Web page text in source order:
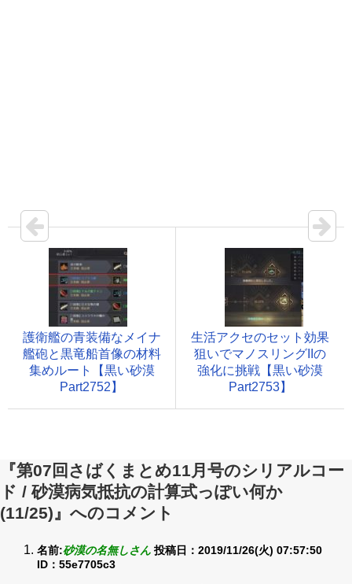
護衛艦の青装備なメイナ
艦砲と黒竜船首像の材料
集めルート【黒い砂漠
Part2752】
生活アクセのセット効果
狙いでマノスリングIIの
強化に挑戦【黒い砂漠
Part2753】
『第07回さばくまとめ11月号のシリアルコー
ド / 砂漠病気抵抗の計算式っぽい何か
(11/25)』へのコメント
名前:砂漠の名無しさん 投稿日：2019/11/26(火) 07:57:50
ID：55e7705c3